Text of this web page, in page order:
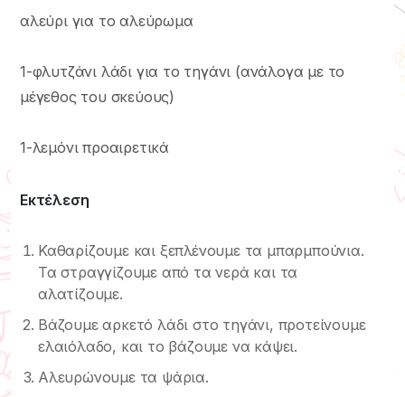
αλεύρι για το αλεύρωμα
1-φλυτζάνι λάδι για το τηγάνι (ανάλογα με το
μέγεθος του σκεύους)
1-λεμόνι προαιρετικά
Εκτέλεση
Καθαρίζουμε και ξεπλένουμε τα μπαρμπούνια.
Τα στραγγίζουμε από τα νερά και τα
αλατίζουμε.
Βάζουμε αρκετό λάδι στο τηγάνι, προτείνουμε
ελαιόλαδο, και το βάζουμε να κάψει.
Αλευρώνουμε τα ψάρια.